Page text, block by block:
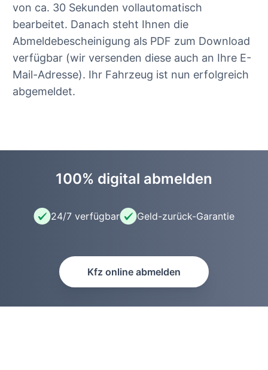
von ca. 30 Sekunden vollautomatisch
bearbeitet. Danach steht Ihnen die
Abmeldebescheinigung als PDF zum Download
verfügbar (wir versenden diese auch an Ihre E-
Mail-Adresse). Ihr Fahrzeug ist nun erfolgreich
abgemeldet.
100% digital abmelden
24/7 verfügbar Geld-zurück-Garantie
Kfz online abmelden